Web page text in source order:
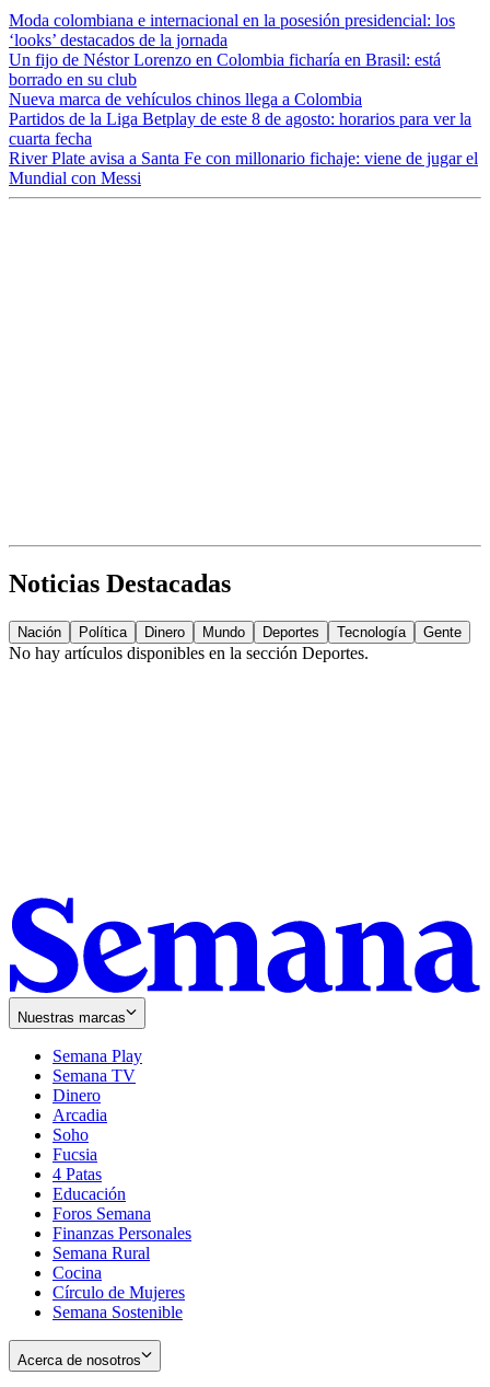
Moda colombiana e internacional en la posesión presidencial: los
‘looks’ destacados de la jornada
Un fijo de Néstor Lorenzo en Colombia ficharía en Brasil: está
borrado en su club
Nueva marca de vehículos chinos llega a Colombia
Partidos de la Liga Betplay de este 8 de agosto: horarios para ver la
cuarta fecha
River Plate avisa a Santa Fe con millonario fichaje: viene de jugar el
Mundial con Messi
Noticias Destacadas
Nación Política Dinero Mundo Deportes Tecnología Gente
No hay artículos disponibles en la sección Deportes.
Nuestras marcas
Semana Play
Semana TV
Dinero
Arcadia
Soho
in
new
window
Fucsia
in
new
window
4 Patas
Educación
Foros Semana
Finanzas Personales
Semana Rural
Cocina
Círculo de Mujeres
Semana Sostenible
Acerca de nosotros